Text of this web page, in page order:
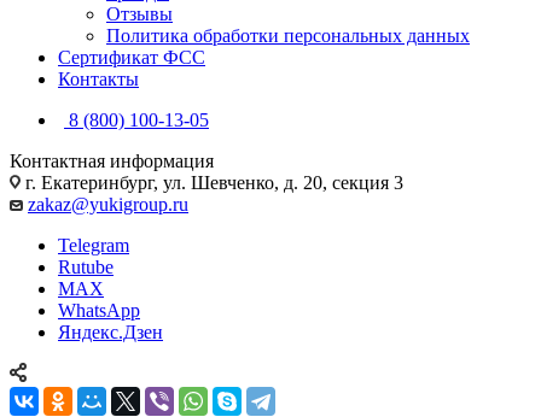
Отзывы
Политика обработки персональных данных
Сертификат ФСС
Контакты
8 (800) 100-13-05
Контактная информация
г. Екатеринбург, ул. Шевченко, д. 20, секция 3
zakaz@yukigroup.ru
Telegram
Rutube
MAX
WhatsApp
Яндекс.Дзен